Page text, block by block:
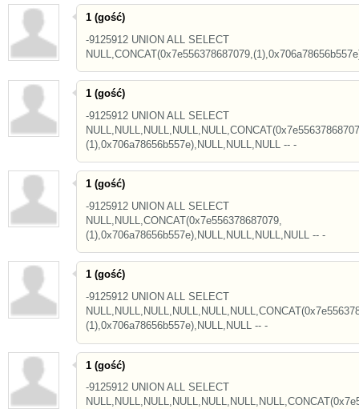
1 (gość)
-9125912 UNION ALL SELECT
1 (gość)
-9125912 UNION ALL SELECT
(1),0x706a78656b557e),NULL,NULL,NULL -- -
1 (gość)
-9125912 UNION ALL SELECT
NULL,NULL,CONCAT(0x7e556378687079,
(1),0x706a78656b557e),NULL,NULL,NULL,NULL -- -
1 (gość)
-9125912 UNION ALL SELECT
(1),0x706a78656b557e),NULL,NULL -- -
1 (gość)
-9125912 UNION ALL SELECT